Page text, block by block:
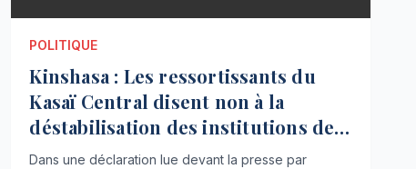
POLITIQUE
Kinshasa : Les ressortissants du
Kasaï Central disent non à la
déstabilisation des institutions de
la province
Dans une déclaration lue devant la presse par